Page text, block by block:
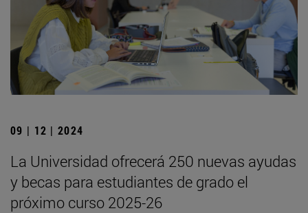
09 | 12 | 2024
La Universidad ofrecerá 250 nuevas ayudas
y becas para estudiantes de grado el
próximo curso 2025-26